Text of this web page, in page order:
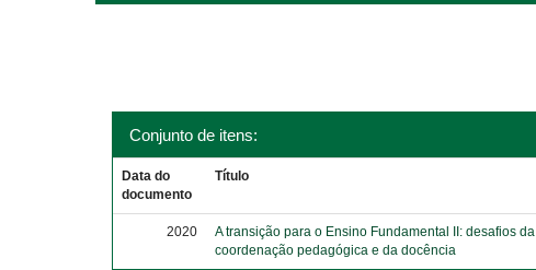
Conjunto de itens:
Data do
documento
Título
2020
A transição para o Ensino Fundamental II: desafios da
coordenação pedagógica e da docência